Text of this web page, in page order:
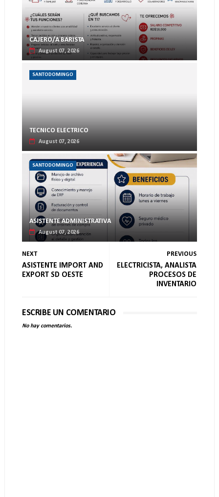
CAJERO/A BARISTA
August 07, 2026
SANTODOMINGO
TECNICO ELECTRICO
August 07, 2026
SANTODOMINGO
ASISTENTE ADMINISTRATIVA
August 07, 2026
NEXT
ASISTENTE IMPORT AND
EXPORT SD OESTE
PREVIOUS
ELECTRICISTA, ANALISTA
PROCESOS DE
INVENTARIO
ESCRIBE UN COMENTARIO
No hay comentarios.